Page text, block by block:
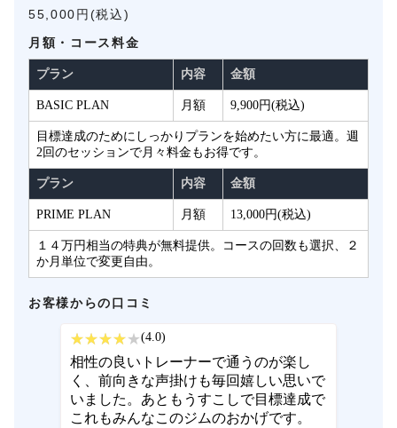
55,000円(税込)
月額・コース料金
プラン 内容 金額
BASIC PLAN 月額 9,900円(税込)
目標達成のためにしっかりプランを始めたい方に最適。週
2回のセッションで月々料金もお得です。
プラン 内容 金額
PRIME PLAN 月額 13,000円(税込)
１４万円相当の特典が無料提供。コースの回数も選択、２
か月単位で変更自由。
お客様からの口コミ
(4.0)
相性の良いトレーナーで通うのが楽し
く、前向きな声掛けも毎回嬉しい思いで
いました。あともうすこしで目標達成で
これもみんなこのジムのおかげです。